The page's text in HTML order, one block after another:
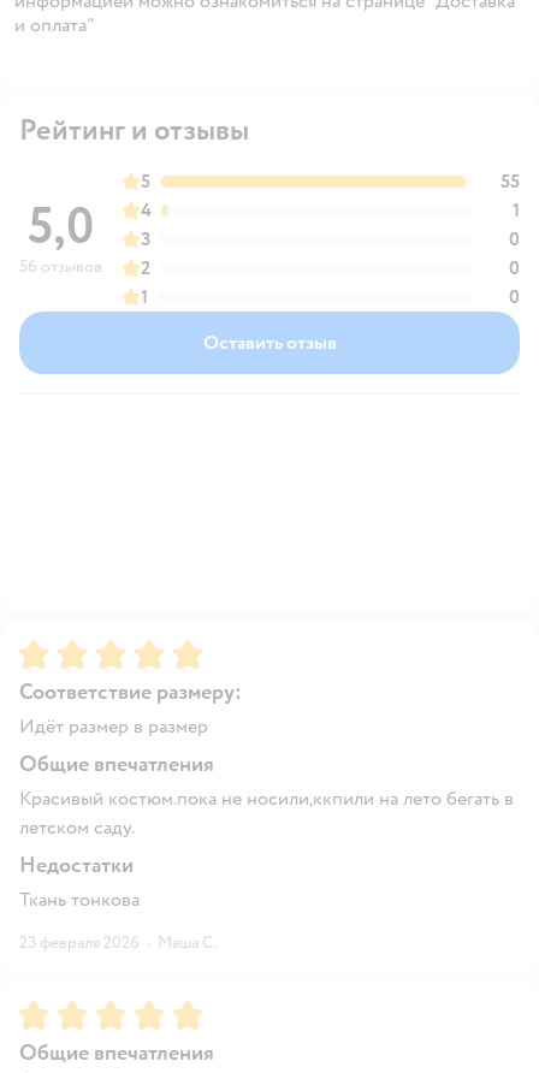
и оплата"
Рейтинг и отзывы
5,0
56 отзывов
5
55
4
1
3
0
2
0
1
0
Оставить отзыв
Рейтинг:5
Соответствие размеру:
Идёт размер в размер
Общие впечатления
Красивый костюм.пока не носили,ккпили на лето бегать в
летском саду.
Недостатки
Ткань тонкова
23 февраля 2026 · Маша С.
Рейтинг:5
Общие впечатления